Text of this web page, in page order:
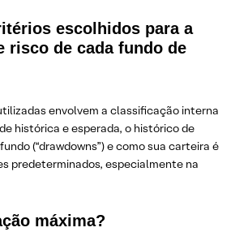
escolhidos para a
risco de cada fundo de
envolvem a classificação interna
histórica e esperada, o histórico de
(“drawdowns”) e como sua carteira é
predeterminados, especialmente na
máxima?